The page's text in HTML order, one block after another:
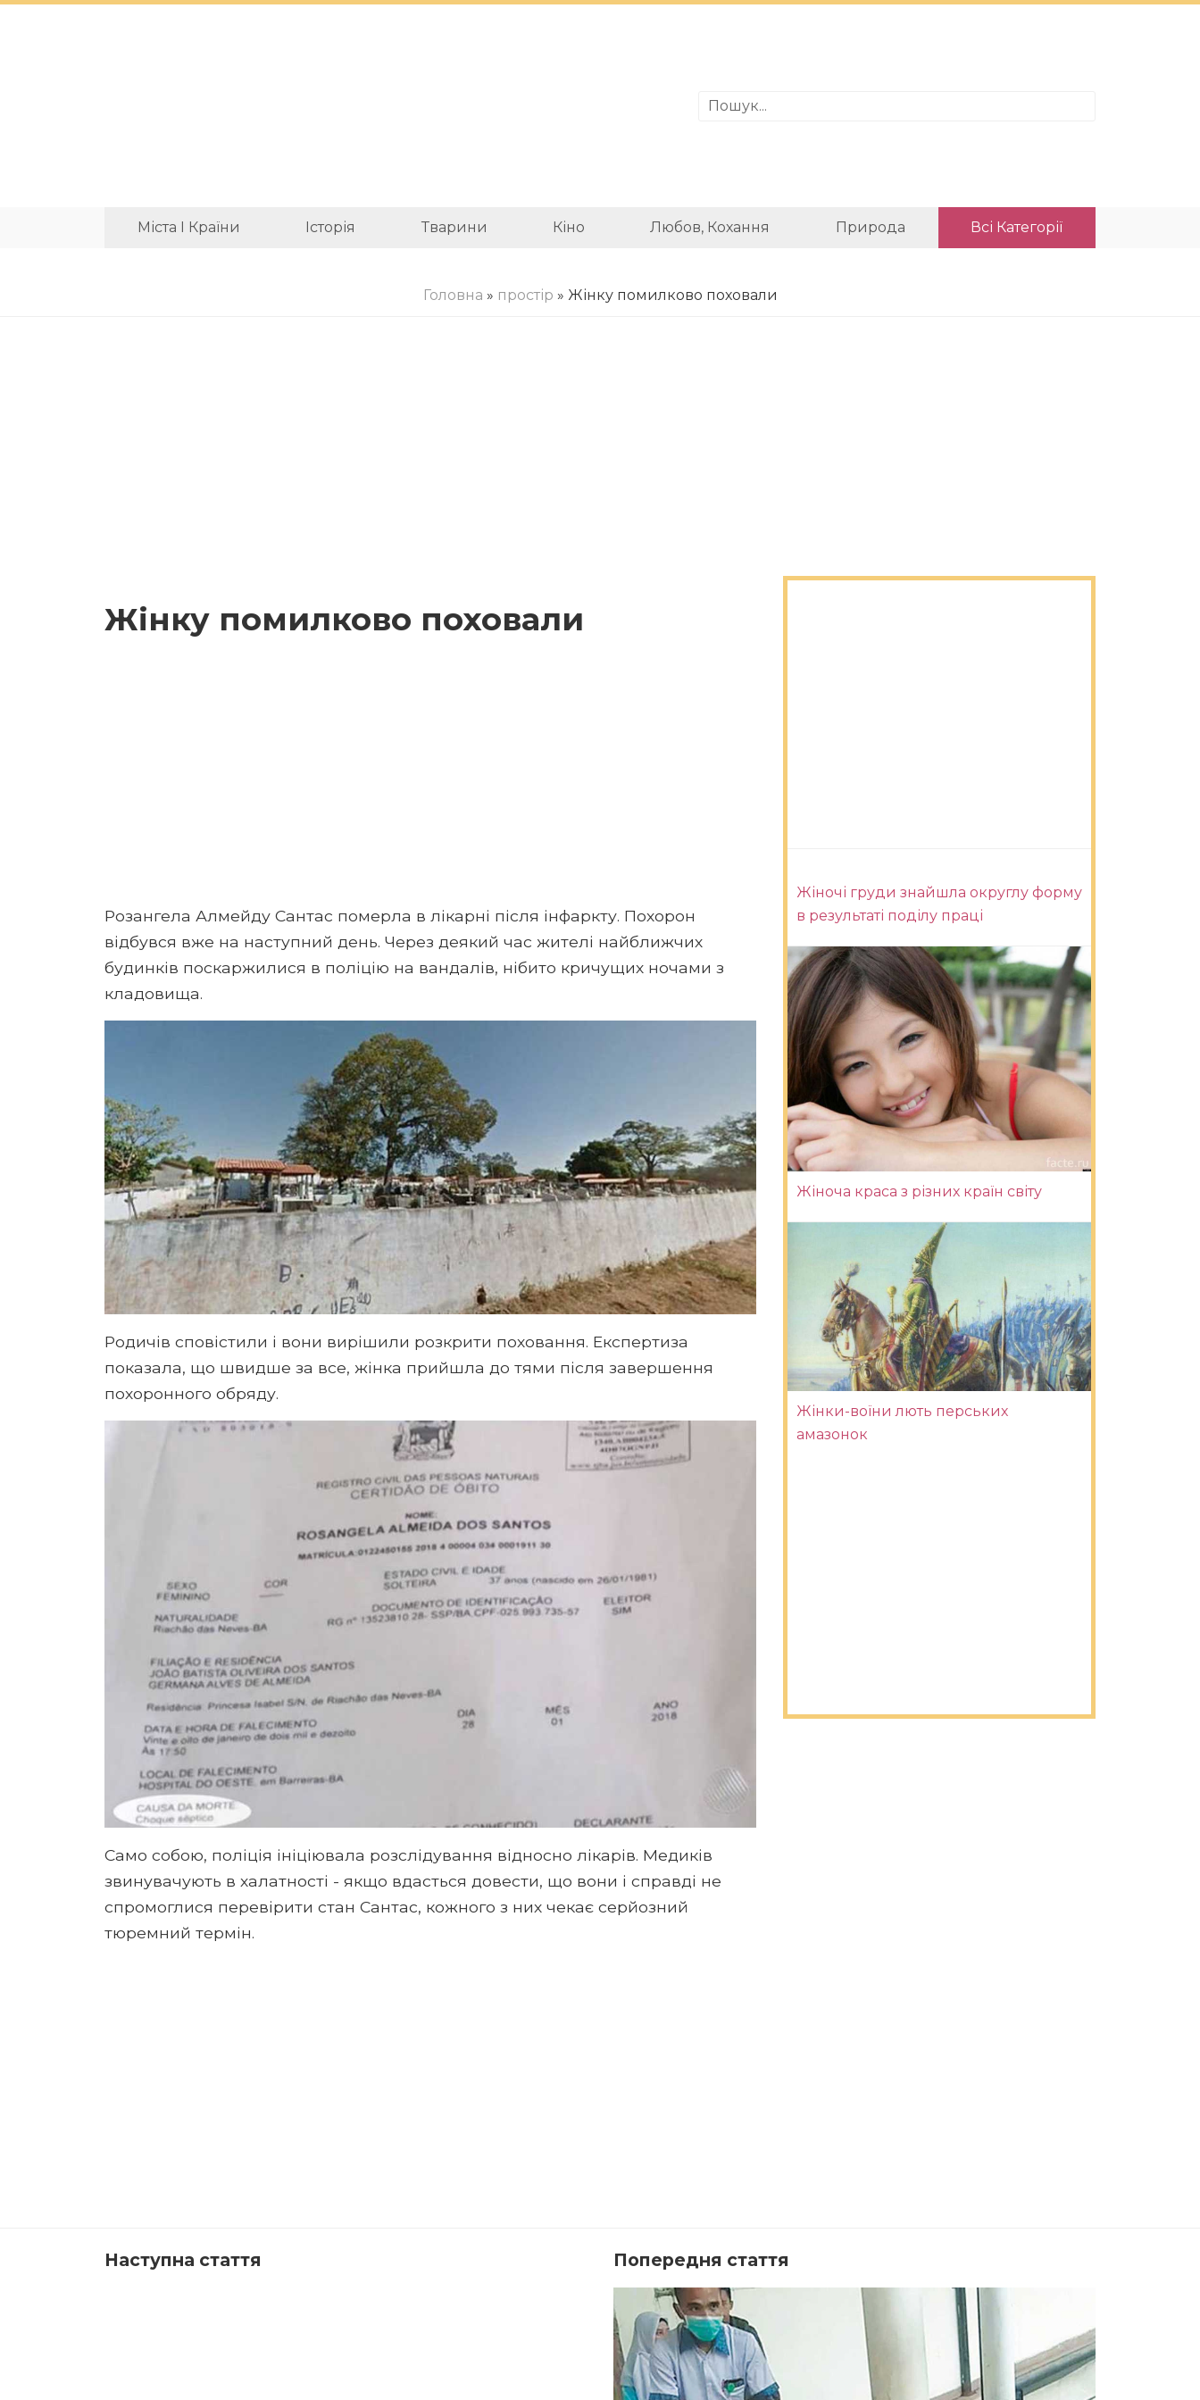
Міста І Країни Історія Тварини Кіно Любов, Кохання Природа Всі Категорії
Головна » простір » Жінку помилково поховали
Жінку помилково поховали
Розангела Алмейду Сантас померла в лікарні після інфаркту. Похорон
відбувся вже на наступний день. Через деякий час жителі найближчих
будинків поскаржилися в поліцію на вандалів, нібито кричущих ночами з
кладовища.
Родичів сповістили і вони вирішили розкрити поховання. Експертиза
показала, що швидше за все, жінка прийшла до тями після завершення
похоронного обряду.
Само собою, поліція ініціювала розслідування відносно лікарів. Медиків
звинувачують в халатності - якщо вдасться довести, що вони і справді не
спромоглися перевірити стан Сантас, кожного з них чекає серйозний
тюремний термін.
Жіночі груди знайшла округлу форму
в результаті поділу праці
Жіноча краса з різних країн світу
Жінки-воїни лють перських
амазонок
Наступна стаття Попередня стаття